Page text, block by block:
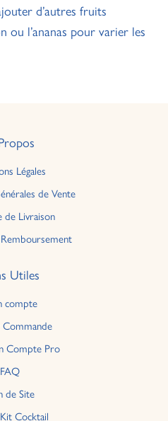
d’autres fruits
ou l’ananas pour varier les
Légales
de Vente
de Livraison
Utiles
compte
Commande
Compte Pro
FAQ
de Site
Cocktail